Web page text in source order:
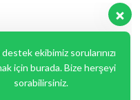
ekibimiz sorularınızı
için burada. Bize herşeyi
sorabilirsiniz.